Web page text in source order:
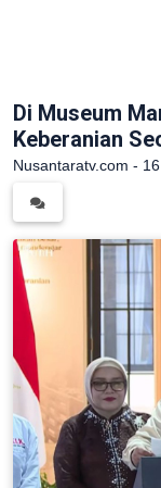
Di Museum
Keberanian
Nusantaratv.com -